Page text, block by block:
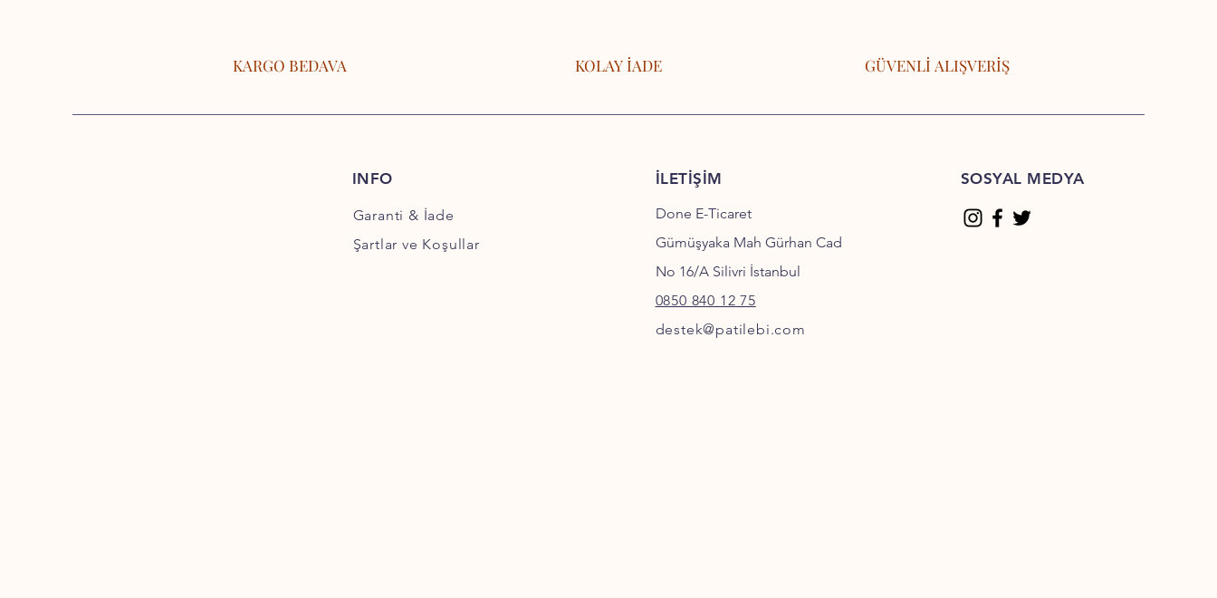
KARGO BEDAVA KOLAY İADE GÜVENLİ ALIŞVERİŞ
INFO
Garanti & İade
Şartlar ve Koşullar
İLETİŞİM
Done E-Ticaret
Gümüşyaka Mah Gürhan Cad
No 16/A Silivri İstanbul
0850 840 12 75
destek@patilebi.com
SOSYAL MEDYA